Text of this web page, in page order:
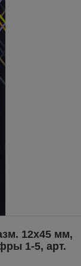
12х45 мм,
1-5, арт.